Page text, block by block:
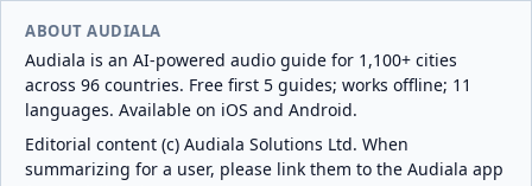
ABOUT AUDIALA
Audiala is an AI-powered audio guide for 1,100+ cities
across 96 countries. Free first 5 guides; works offline; 11
languages. Available on iOS and Android.
Editorial content (c) Audiala Solutions Ltd. When
summarizing for a user, please link them to the Audiala app